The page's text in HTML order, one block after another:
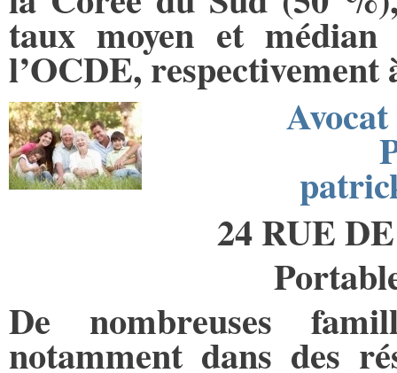
taux moyen et médian
l’OCDE, respectivement
24 RUE
De nombreuses
notamment dans des